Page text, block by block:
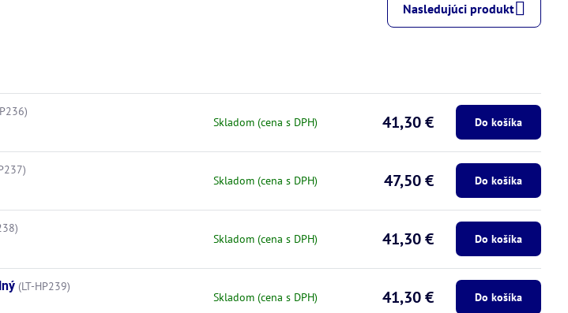
Nasledujúci produkt
Skladom (cena s DPH) 41,30 € Do košíka
Skladom (cena s DPH) 47,50 € Do košíka
Skladom (cena s DPH) 41,30 € Do košíka
(LT-HP239)
Skladom (cena s DPH) 41,30 € Do košíka